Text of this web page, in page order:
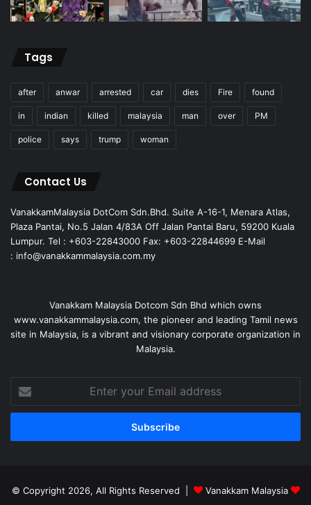
Tags
after anwar arrested car dies Fire found
in indian killed malaysia man over PM
police says trump woman
Contact Us
VanakkamMalaysia DotCom Sdn.Bhd. Suite A-16-1, Menara Atlas,
Plaza Pantai, No.5 Jalan 4/83A Off Jalan Pantai Baru, 59200 Kuala
Lumpur. Tel : +603-22843000 Fax: +603-22844699 E-Mail
: info@vanakkammalaysia.com.my
Vanakkam Malaysia Dotcom Sdn Bhd which owns
www.vanakkammalaysia.com, the pioneer and leading Tamil news
site in Malaysia, is a vibrant and visionary corporate organization in
Malaysia.
your
Email
© Copyright 2026, All Rights Reserved | Vanakkam Malaysia